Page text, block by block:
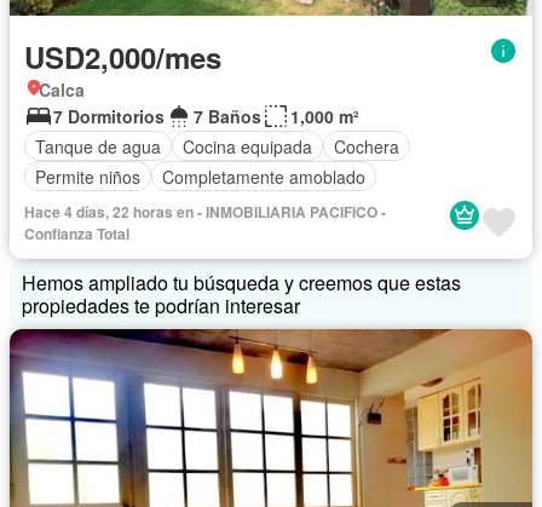
USD2,000/mes
Calca
7 Dormitorios
7 Baños
1,000 m²
Tanque de agua
Cocina equipada
Cochera
Permite niños
Completamente amoblado
Hace 4 días, 22 horas en - INMOBILIARIA PACIFICO -
Confianza Total
Hemos ampliado tu búsqueda y creemos que estas
propiedades te podrían interesar